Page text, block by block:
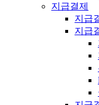
지급결제
지급
지급